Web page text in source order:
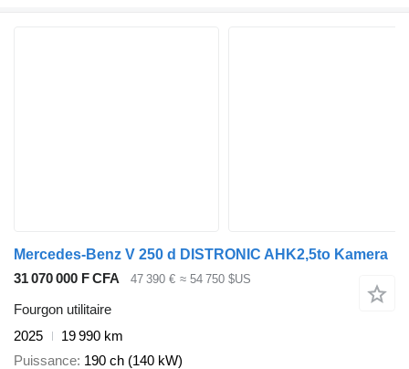
Mercedes-Benz V 250 d DISTRONIC AHK2,5to Kamera
31 070 000 F CFA
47 390 € ≈ 54 750 $US
Fourgon utilitaire
2025
19 990 km
Puissance 190 ch (140 kW)